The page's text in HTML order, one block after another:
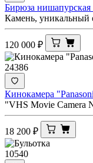
Бирюза нишапурская
Камень, уникальный
120 000 ₽
24386
Кинокамера
"VHS Movie Camera
18 200 ₽
10540